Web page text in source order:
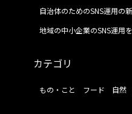
自治体のためのSNS運用の
地域の中小企業のSNS運用
カテゴリ
もの・こと フード 自然